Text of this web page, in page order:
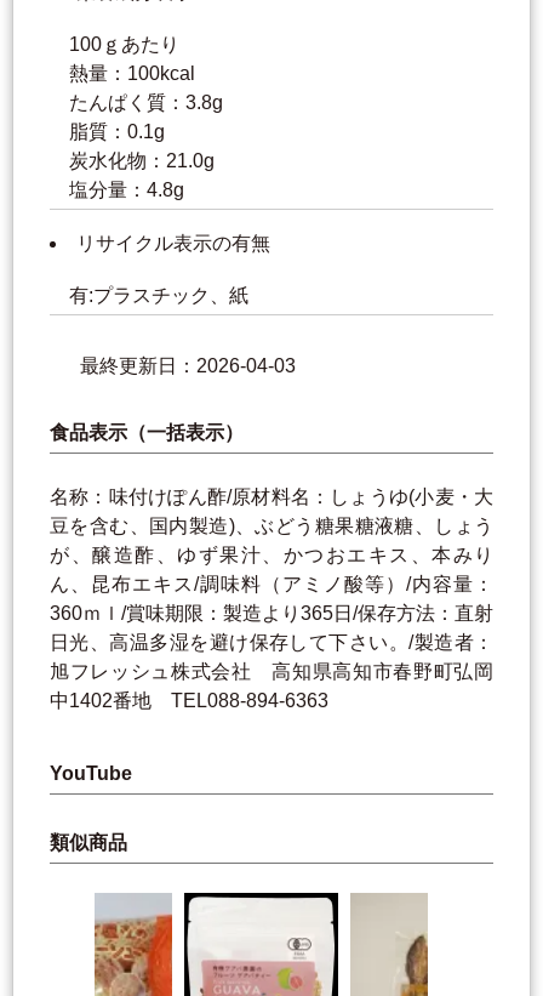
100ｇあたり
熱量：100kcal
たんぱく質：3.8g
脂質：0.1g
炭水化物：21.0g
塩分量：4.8g
リサイクル表示の有無
有:プラスチック、紙
最終更新日：2026-04-03
食品表示（一括表示）
名称：味付けぽん酢/原材料名：しょうゆ(小麦・大
豆を含む、国内製造)、ぶどう糖果糖液糖、しょう
が、醸造酢、ゆず果汁、かつおエキス、本みり
ん、昆布エキス/調味料（アミノ酸等）/内容量：
360ｍｌ/賞味期限：製造より365日/保存方法：直射
日光、高温多湿を避け保存して下さい。/製造者：
旭フレッシュ株式会社 高知県高知市春野町弘岡
中1402番地 TEL088-894-6363
YouTube
類似商品